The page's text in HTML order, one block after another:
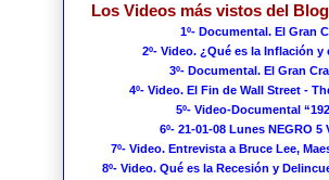
Los Videos más vistos del
1º- Documental. El Gran
2º- Video. ¿Qué es la Inflación
3º- Documental. El Gran
4º- Video. El Fin de Wall Street -
5º- Video-Documental
6º- 21-01-08 Lunes NEGRO
7º- Video. Entrevista a Bruce Lee,
8º- Video. Qué es la Recesión y